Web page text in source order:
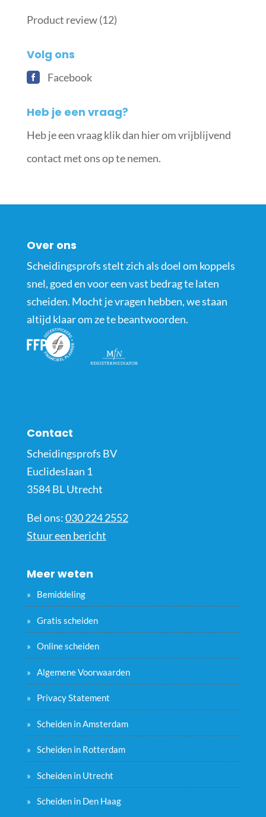
Product review(12)
Volg ons
Facebook
Heb je een vraag?
Heb je een vraag klik dan hier om vrijblijvend
contact met ons op te nemen.
Over ons
Scheidingsprofs stelt zich als doel om koppels
snel, goed en voor een vast bedrag te laten
scheiden. Mocht je vragen hebben, we staan
altijd klaar om ze te beantwoorden.
Contact
Scheidingsprofs BV
Euclideslaan 1
3584 BL Utrecht
Bel ons:030 224 2552
Stuur een bericht
Meer weten
Bemiddeling
Gratis scheiden
Online scheiden
Algemene Voorwaarden
Privacy Statement
Scheiden in Amsterdam
Scheiden in Rotterdam
Scheiden in Utrecht
Scheiden in Den Haag